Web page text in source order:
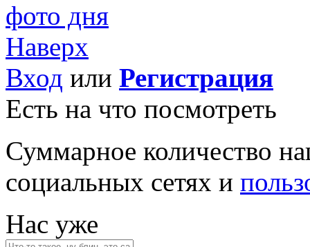
фото дня
Наверх
Вход или Регистрация
Есть на что посмотреть
Суммарное количество
социальных сетях и
Нас уже